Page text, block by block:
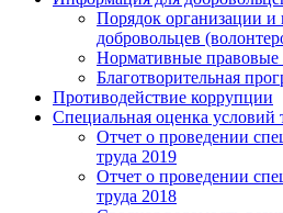
Порядок организации и
добровольцев
Нормативные правовые
Благотворительная
Противодействие коррупции
Специальная оценка условий
Отчет о проведении
труда 2019
Отчет о проведении
труда 2018